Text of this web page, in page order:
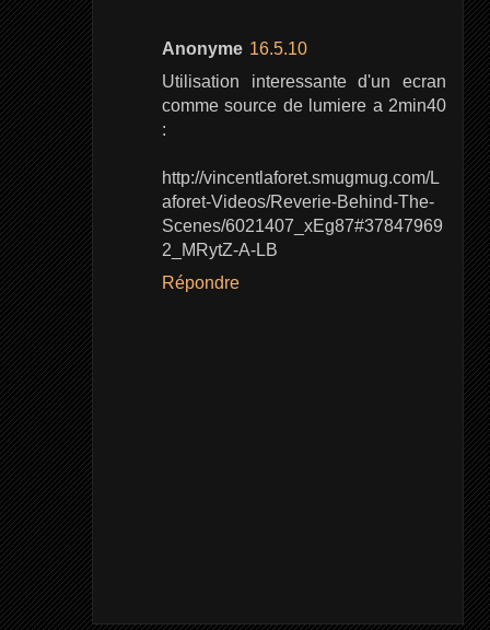
Anonyme 16.5.10
Utilisation interessante d'un ecran
comme source de lumiere a 2min40
:
http://vincentlaforet.smugmug.com/L
aforet-Videos/Reverie-Behind-The-
Scenes/6021407_xEg87#37847969
2_MRytZ-A-LB
Répondre